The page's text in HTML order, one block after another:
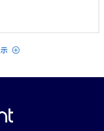
客に感じてもらうため
閉じる